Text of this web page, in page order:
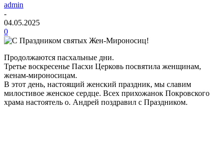
admin
-
04.05.2025
0
Продолжаются пасхальные дни.
Третье воскресенье Пасхи Церковь посвятила женщинам,
женам-мироносицам.
В этот день, настоящий женский праздник, мы славим
милостивое женское сердце. Всех прихожанок Покровского
храма настоятель о. Андрей поздравил с Праздником.